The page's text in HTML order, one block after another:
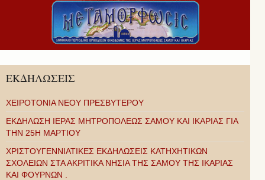
ΕΚΔΗΛΩΣΕΙΣ
ΧΕΙΡΟΤΟΝΙΑ ΝΕΟΥ ΠΡΕΣΒΥΤΕΡΟΥ
ΕΚΔΗΛΩΣΗ ΙΕΡΑΣ ΜΗΤΡΟΠΟΛΕΩΣ ΣΑΜΟΥ ΚΑΙ ΙΚΑΡΙΑΣ ΓΙΑ
ΤΗΝ 25Η ΜΑΡΤΙΟΥ
ΧΡΙΣΤΟΥΓΕΝΝΙΑΤΙΚΕΣ ΕΚΔΗΛΩΣΕΙΣ ΚΑΤΗΧΗΤΙΚΩΝ
ΣΧΟΛΕΙΩΝ ΣΤΑ ΑΚΡΙΤΙΚΑ ΝΗΣΙΑ ΤΗΣ ΣΑΜΟΥ ΤΗΣ ΙΚΑΡΙΑΣ
ΚΑΙ ΦΟΥΡΝΩΝ .